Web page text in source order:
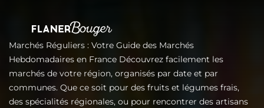
Marchés Réguliers : Votre Guide des Marchés
Hebdomadaires en France Découvrez facilement les
marchés de votre région, organisés par date et par
communes. Que ce soit pour des fruits et légumes frais,
des spécialités régionales, ou pour rencontrer des artisans